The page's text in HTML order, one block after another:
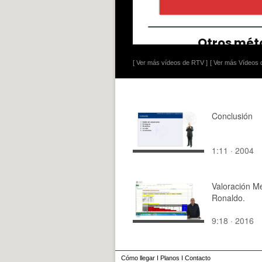
[ Ver más vídeos de RTV ] [ Ver más Vídeos
Conclusión
1:11 · 2004
Valoración
Ronaldo.
9:18 · 2016
Cómo llegar I Planos I Contacto